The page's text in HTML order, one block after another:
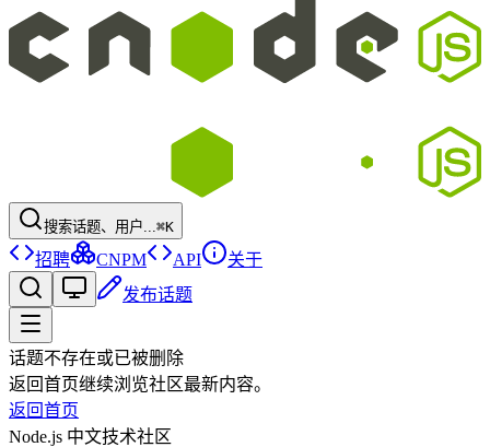
搜索话题、用户...⌘K
招聘 CNPM API
关于
发布话题
话题不存在或已被删除
返回首页继续浏览社区最新内容。
返回首页
Node.js 中文技术社区